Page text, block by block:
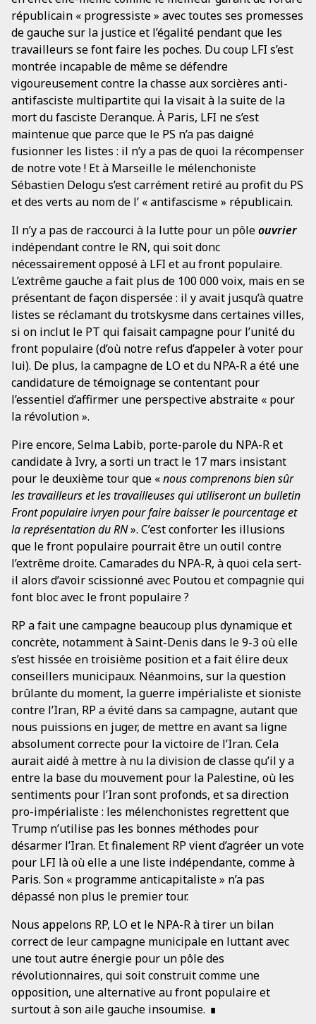
républicain « progressiste » avec toutes ses promesses
de gauche sur la justice et l’égalité pendant que les
travailleurs se font faire les poches. Du coup LFI s’est
montrée incapable de même se défendre
vigoureusement contre la chasse aux sorcières anti-
antifasciste multipartite qui la visait à la suite de la
mort du fasciste Deranque. À Paris, LFI ne s’est
maintenue que parce que le PS n’a pas daigné
fusionner les listes : il n’y a pas de quoi la récompenser
de notre vote ! Et à Marseille le mélenchoniste
Sébastien Delogu s’est carrément retiré au profit du PS
et des verts au nom de l’ « antifascisme » républicain.
Il n’y a pas de raccourci à la lutte pour un pôleouvrier
indépendant contre le RN, qui soit donc
nécessairement opposé à LFI et au front populaire.
L’extrême gauche a fait plus de 100 000 voix, mais en se
présentant de façon dispersée : il y avait jusqu’à quatre
listes se réclamant du trotskysme dans certaines villes,
si on inclut le PT qui faisait campagne pour l’unité du
front populaire (d’où notre refus d’appeler à voter pour
lui). De plus, la campagne de LO et du NPA-R a été une
candidature de témoignage se contentant pour
l’essentiel d’affirmer une perspective abstraite « pour
la révolution ».
Pire encore, Selma Labib, porte-parole du NPA-R et
candidate à Ivry, a sorti un tract le 17 mars insistant
pour le deuxième tour que «nous comprenons bien sûr
les travailleurs et les travailleuses qui utiliseront un bulletin
Front populaire ivryen pour faire baisser le pourcentage et
la représentation du RN». C’est conforter les illusions
que le front populaire pourrait être un outil contre
l’extrême droite. Camarades du NPA-R, à quoi cela sert-
il alors d’avoir scissionné avec Poutou et compagnie qui
font bloc avec le front populaire ?
RP a fait une campagne beaucoup plus dynamique et
concrète, notamment à Saint-Denis dans le 9-3 où elle
s’est hissée en troisième position et a fait élire deux
conseillers municipaux. Néanmoins, sur la question
brûlante du moment, la guerre impérialiste et sioniste
contre l’Iran, RP a évité dans sa campagne, autant que
nous puissions en juger, de mettre en avant sa ligne
absolument correcte pour la victoire de l’Iran. Cela
aurait aidé à mettre à nu la division de classe qu’il y a
entre la base du mouvement pour la Palestine, où les
sentiments pour l’Iran sont profonds, et sa direction
pro-impérialiste : les mélenchonistes regrettent que
Trump n’utilise pas les bonnes méthodes pour
désarmer l’Iran. Et finalement RP vient d’agréer un vote
pour LFI là où elle a une liste indépendante, comme à
Paris. Son « programme anticapitaliste » n’a pas
dépassé non plus le premier tour.
Nous appelons RP, LO et le NPA-R à tirer un bilan
correct de leur campagne municipale en luttant avec
une tout autre énergie pour un pôle des
révolutionnaires, qui soit construit comme une
opposition, une alternative au front populaire et
surtout à son aile gauche insoumise.